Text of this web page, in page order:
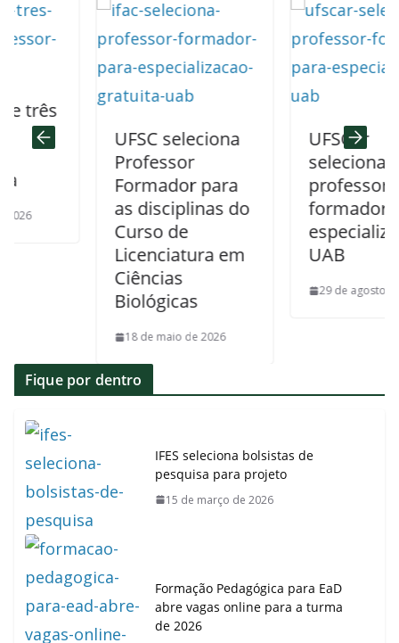
UFSC seleciona
Professor
Formador para
as disciplinas do
Curso de
Licenciatura em
Ciências
Biológicas
18 de maio de 2026
UFSCar
seleciona
professor
formador para
especialização
29 de agosto de 2025
Fique por dentro
IFES seleciona bolsistas de
pesquisa para projeto
15 de março de 2026
Formação Pedagógica para EaD
abre vagas online para a turma
de 2026